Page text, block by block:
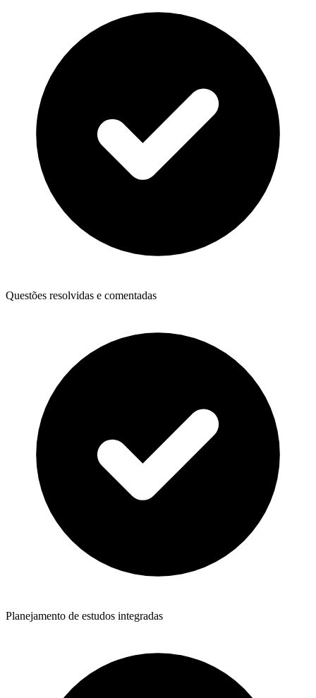
Questões resolvidas e comentadas
Planejamento de estudos integradas